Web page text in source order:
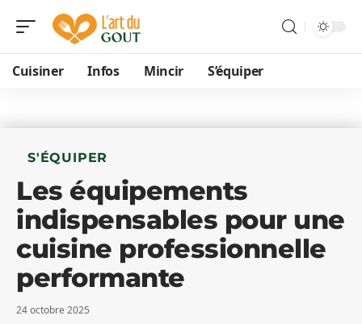
Cuisiner Infos Mincir S’équiper
S'ÉQUIPER
Les équipements
indispensables pour une
cuisine professionnelle
performante
24 octobre 2025